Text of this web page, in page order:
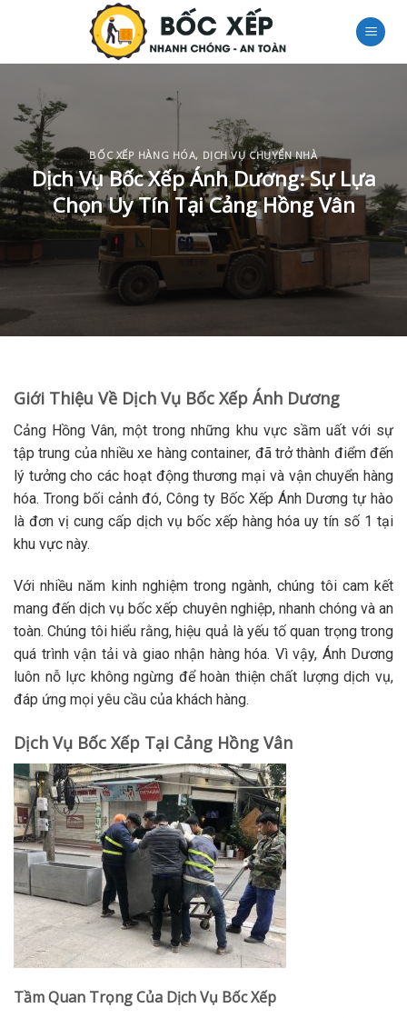
BỐC XẾP HÀNG HÓA, DỊCH VỤ CHUYỂN NHÀ
Dịch Vụ Bốc Xếp Ánh Dương: Sự Lựa
Chọn Uy Tín Tại Cảng Hồng Vân
Giới Thiệu Về Dịch Vụ Bốc Xếp Ánh Dương
Cảng Hồng Vân, một trong những khu vực sầm uất với sự
tập trung của nhiều xe hàng container, đã trở thành điểm đến
lý tưởng cho các hoạt động thương mại và vận chuyển hàng
hóa. Trong bối cảnh đó, Công ty Bốc Xếp Ánh Dương tự hào
là đơn vị cung cấp dịch vụ bốc xếp hàng hóa uy tín số 1 tại
khu vực này.
Với nhiều năm kinh nghiệm trong ngành, chúng tôi cam kết
mang đến dịch vụ bốc xếp chuyên nghiệp, nhanh chóng và an
toàn. Chúng tôi hiểu rằng, hiệu quả là yếu tố quan trọng trong
quá trình vận tải và giao nhận hàng hóa. Vì vậy, Ánh Dương
luôn nỗ lực không ngừng để hoàn thiện chất lượng dịch vụ,
đáp ứng mọi yêu cầu của khách hàng.
Dịch Vụ Bốc Xếp Tại Cảng Hồng Vân
Tầm Quan Trọng Của Dịch Vụ Bốc Xếp